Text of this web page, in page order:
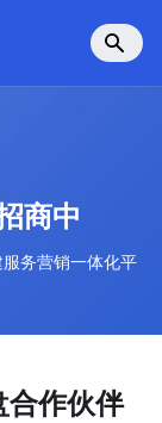
商中
务营销一体化平
合作伙伴